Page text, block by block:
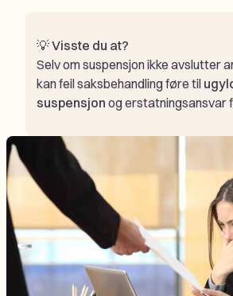
💡Visste du at?
Selv om suspensjon ikke avslutter
kan feil saksbehandling føre til
suspensjon og erstatningsansvar